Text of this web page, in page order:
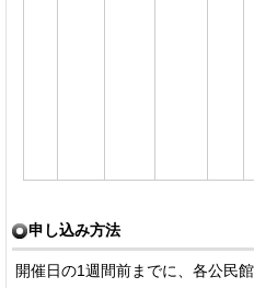
申し込み方法
開催日の1週間前までに、各公民